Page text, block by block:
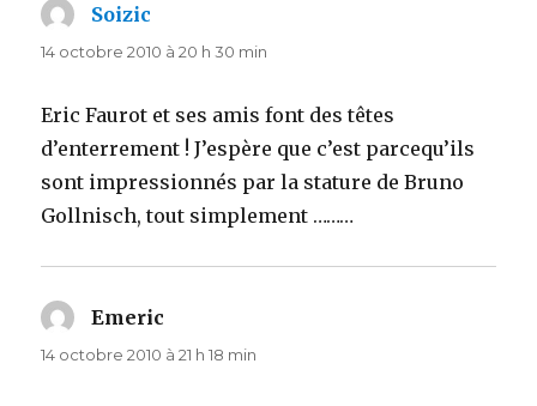
Soizic
14 octobre 2010 à 20 h 30 min
Eric Faurot et ses amis font des têtes
d’enterrement ! J’espère que c’est parcequ’ils
sont impressionnés par la stature de Bruno
Gollnisch, tout simplement ………
Emeric
14 octobre 2010 à 21 h 18 min